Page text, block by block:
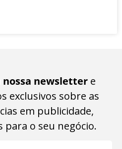
nossa newslettere
exclusivos sobre as
em publicidade,
para o seu negócio.